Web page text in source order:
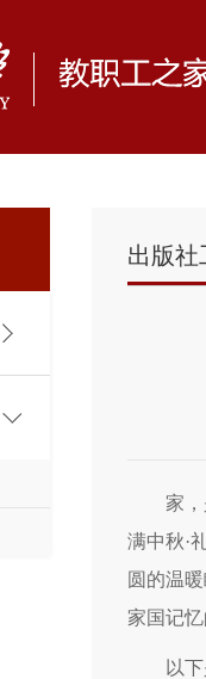
出版社
家
满中秋·
圆的温
家国记忆
以